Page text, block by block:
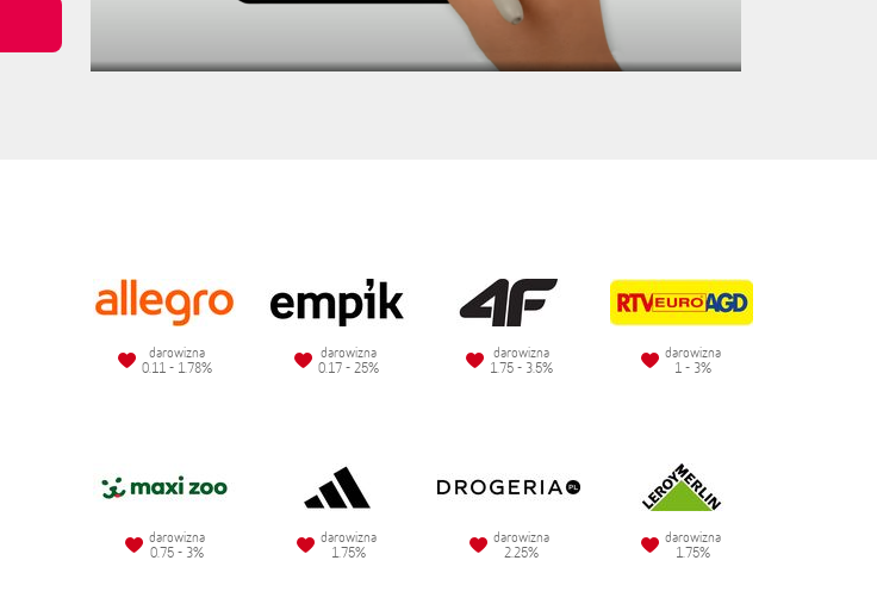
darowizna
0.11 - 1.78%
darowizna
0.17 - 25%
darowizna
1.75 - 3.5%
darowizna
1 - 3%
darowizna
0.75 - 3%
darowizna
1.75%
darowizna
2.25%
darowizna
1.75%